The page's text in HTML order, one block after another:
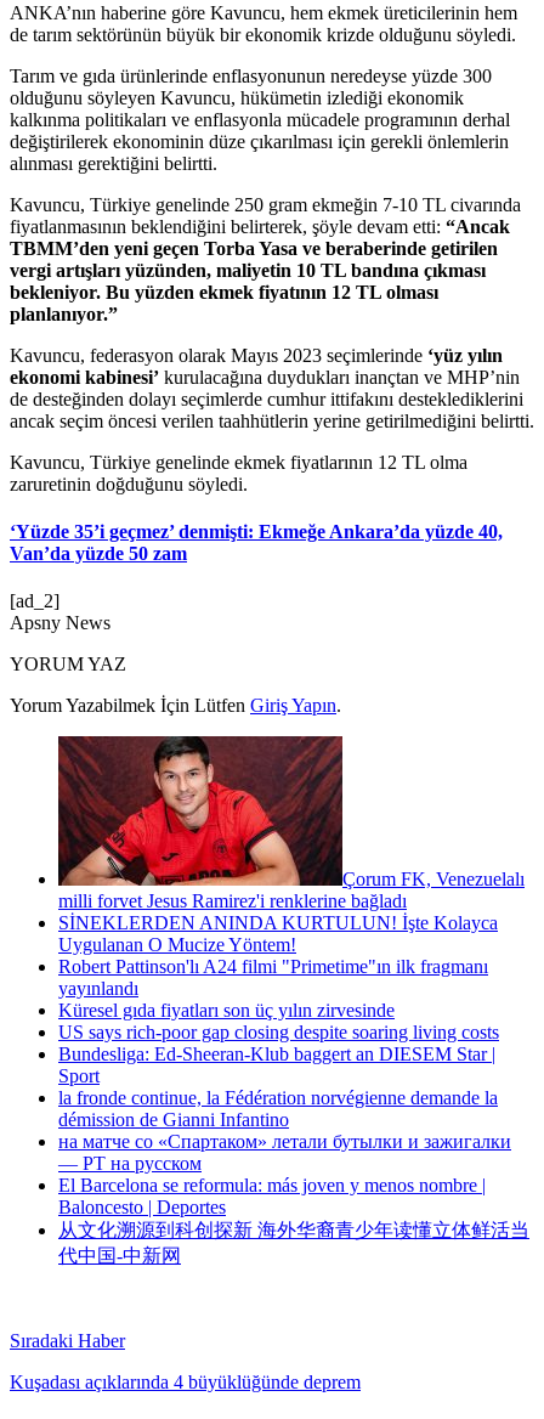
ANKA’nın haberine göre Kavuncu, hem ekmek üreticilerinin hem
de tarım sektörünün büyük bir ekonomik krizde olduğunu söyledi.
Tarım ve gıda ürünlerinde enflasyonunun neredeyse yüzde 300
olduğunu söyleyen Kavuncu, hükümetin izlediği ekonomik
kalkınma politikaları ve enflasyonla mücadele programının derhal
değiştirilerek ekonominin düze çıkarılması için gerekli önlemlerin
alınması gerektiğini belirtti.
Kavuncu, Türkiye genelinde 250 gram ekmeğin 7-10 TL civarında
fiyatlanmasının beklendiğini belirterek, şöyle devam etti: “Ancak
TBMM’den yeni geçen Torba Yasa ve beraberinde getirilen
vergi artışları yüzünden, maliyetin 10 TL bandına çıkması
bekleniyor. Bu yüzden ekmek fiyatının 12 TL olması
planlanıyor.”
Kavuncu, federasyon olarak Mayıs 2023 seçimlerinde ‘yüz yılın
ekonomi kabinesi’ kurulacağına duydukları inançtan ve MHP’nin
de desteğinden dolayı seçimlerde cumhur ittifakını desteklediklerini
ancak seçim öncesi verilen taahhütlerin yerine getirilmediğini belirtti.
Kavuncu, Türkiye genelinde ekmek fiyatlarının 12 TL olma
zaruretinin doğduğunu söyledi.
‘Yüzde 35’i geçmez’ denmişti: Ekmeğe Ankara’da yüzde 40,
Van’da yüzde 50 zam
[ad_2]
Apsny News
YORUM YAZ
Yorum Yazabilmek İçin Lütfen Giriş Yapın.
Çorum FK, Venezuelalı
milli forvet Jesus Ramirez'i renklerine bağladı
SİNEKLERDEN ANINDA KURTULUN! İşte Kolayca
Uygulanan O Mucize Yöntem!
Robert Pattinson'lı A24 filmi "Primetime"ın ilk fragmanı
yayınlandı
Küresel gıda fiyatları son üç yılın zirvesinde
US says rich-poor gap closing despite soaring living costs
Bundesliga: Ed-Sheeran-Klub baggert an DIESEM Star |
Sport
la fronde continue, la Fédération norvégienne demande la
démission de Gianni Infantino
на матче со «Спартаком» летали бутылки и зажигалки
— РТ на русском
El Barcelona se reformula: más joven y menos nombre |
Baloncesto | Deportes
从文化溯源到科创探新 海外华裔青少年读懂立体鲜活当
代中国-中新网
Sıradaki Haber
Kuşadası açıklarında 4 büyüklüğünde deprem